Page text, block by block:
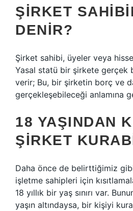
ŞIRKET
DENIR?
Şirket sahibi, üyeler veya
Yasal statü bir şirkete gerçek
verir; Bu, bir şirketin borç ve
gerçekleşebileceği anlamına
18 YAŞINDAN
ŞIRKET
Daha önce de belirttiğimiz
işletme sahipleri için
18 yıllık bir yaş sınırı var.
yaşın altındaysa, bir kişiyi